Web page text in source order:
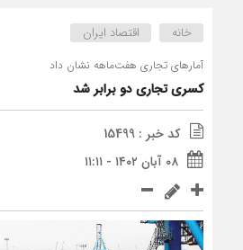
خانه اقتصاد ایران
آمارهای تجاری هفت‌ماهه نشان‌ داد
کسری تجاری دو برابر شد
کد خبر : 15499
۰۸ آبان ۱۴۰۲ - ۱۱:۱۱